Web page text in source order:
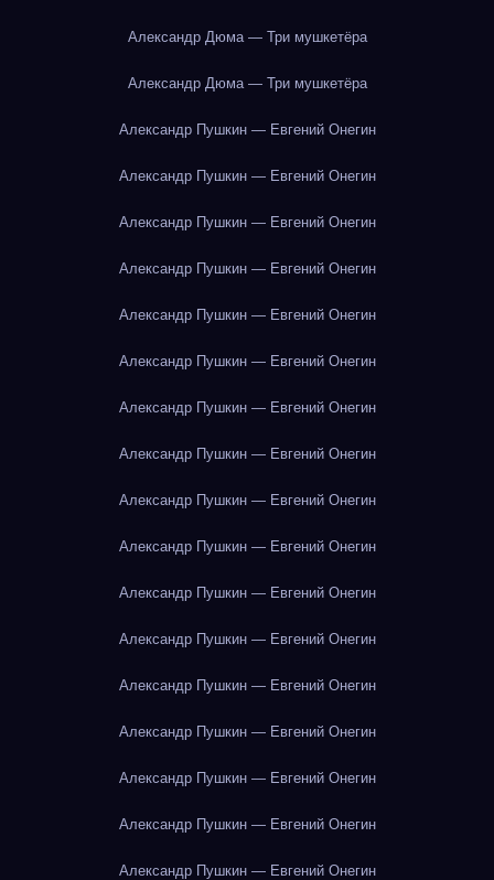
Александр Дюма — Три мушкетёра
Александр Дюма — Три мушкетёра
Александр Пушкин — Евгений Онегин
Александр Пушкин — Евгений Онегин
Александр Пушкин — Евгений Онегин
Александр Пушкин — Евгений Онегин
Александр Пушкин — Евгений Онегин
Александр Пушкин — Евгений Онегин
Александр Пушкин — Евгений Онегин
Александр Пушкин — Евгений Онегин
Александр Пушкин — Евгений Онегин
Александр Пушкин — Евгений Онегин
Александр Пушкин — Евгений Онегин
Александр Пушкин — Евгений Онегин
Александр Пушкин — Евгений Онегин
Александр Пушкин — Евгений Онегин
Александр Пушкин — Евгений Онегин
Александр Пушкин — Евгений Онегин
Александр Пушкин — Евгений Онегин